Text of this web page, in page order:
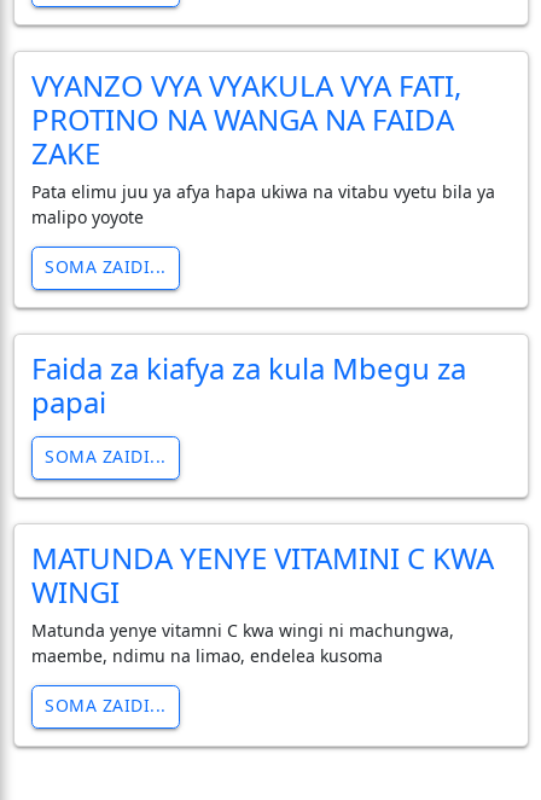
VYANZO VYA VYAKULA VYA FATI,
PROTINO NA WANGA NA FAIDA
ZAKE
Pata elimu juu ya afya hapa ukiwa na vitabu vyetu bila ya
malipo yoyote
SOMA ZAIDI...
Faida za kiafya za kula Mbegu za
papai
SOMA ZAIDI...
MATUNDA YENYE VITAMINI C KWA
WINGI
Matunda yenye vitamni C kwa wingi ni machungwa,
maembe, ndimu na limao, endelea kusoma
SOMA ZAIDI...